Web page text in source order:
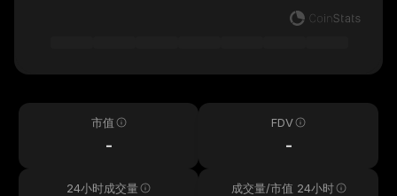
市值
-
FDV
-
24小时成交量 成交量/市值 24小时